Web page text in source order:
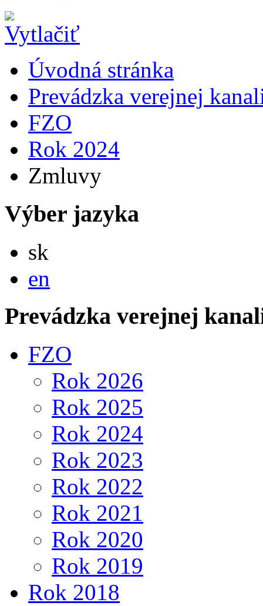
Úvodná stránka
Prevádzka verejnej
FZO
Rok 2024
Zmluvy
Výber jazyka
sk
en
Prevádzka verejnej
FZO
Rok 2026
Rok 2025
Rok 2024
Rok 2023
Rok 2022
Rok 2021
Rok 2020
Rok 2019
Rok 2018